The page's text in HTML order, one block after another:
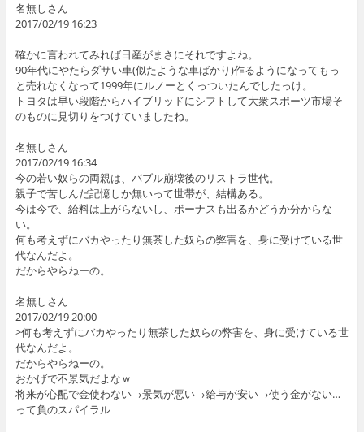
名無しさん
2017/02/19 16:23
確かに言われてみれば日産がまさにそれですよね。
90年代にやたらダサい車(似たような車ばかり)作るようになってもっ
と売れなくなって1999年にルノーとくっついたんでしたっけ。
トヨタは早い段階からハイブリッドにシフトして大衆スポーツ市場そ
のものに見切りをつけていましたね。
名無しさん
2017/02/19 16:34
今の若い奴らの両親は、バブル崩壊後のリストラ世代。
親子で苦しんだ記憶しか無いって世帯が、結構ある。
今は今で、給料は上がらないし、ボーナスも出るかどうか分からな
い。
何も考えずにバカやったり無茶した奴らの弊害を、身に受けている世
代なんだよ。
だからやらねーの。
名無しさん
2017/02/19 20:00
>何も考えずにバカやったり無茶した奴らの弊害を、身に受けている世
代なんだよ。
だからやらねーの。
おかげで不景気だよなｗ
将来が心配で金使わない→景気が悪い→給与が安い→使う金がない…
って負のスパイラル